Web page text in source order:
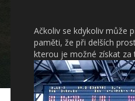
Ačkoliv se kdykoliv může
paměti, že při delších
kterou je možné získat za